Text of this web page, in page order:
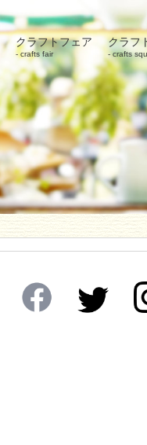
クラフトフェア
crafts fair
クラフ
crafts